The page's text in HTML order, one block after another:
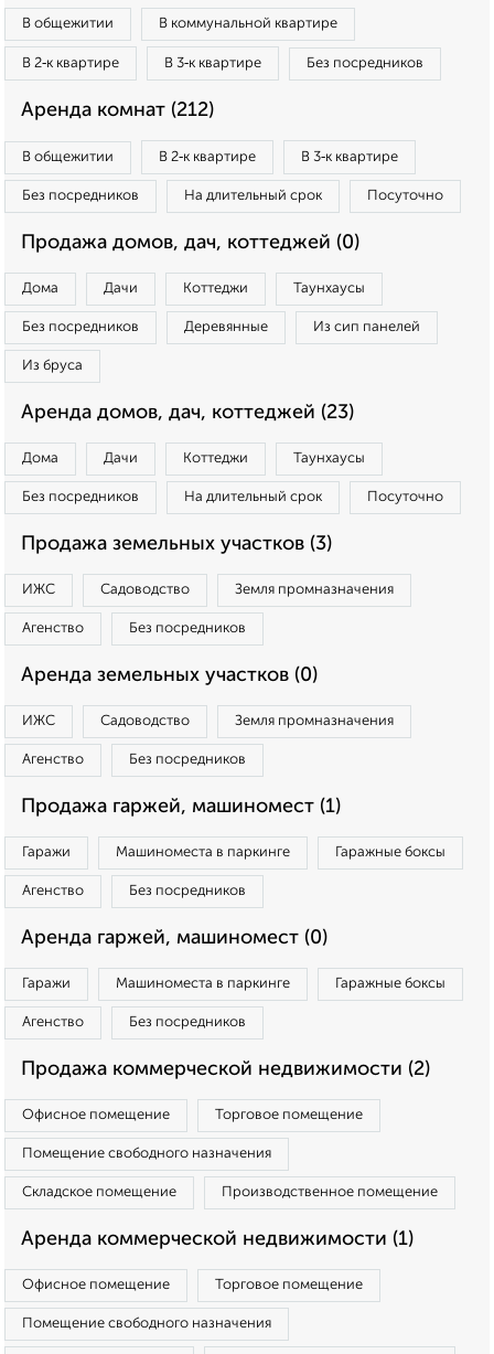
В общежитии В коммунальной квартире
В 2‑к квартире В 3‑к квартире Без посредников
Аренда комнат (212)
В общежитии В 2‑к квартире В 3‑к квартире
Без посредников На длительный срок Посуточно
Продажа домов, дач, коттеджей (0)
Дома Дачи Коттеджи Таунхаусы
Без посредников Деревянные Из сип панелей
Из бруса
Аренда домов, дач, коттеджей (23)
Дома Дачи Коттеджи Таунхаусы
Без посредников На длительный срок Посуточно
Продажа земельных участков (3)
ИЖС Садоводство Земля промназначения
Агенство Без посредников
Аренда земельных участков (0)
ИЖС Садоводство Земля промназначения
Агенство Без посредников
Продажа гаржей, машиномест (1)
Гаражи Машиноместа в паркинге Гаражные боксы
Агенство Без посредников
Аренда гаржей, машиномест (0)
Гаражи Машиноместа в паркинге Гаражные боксы
Агенство Без посредников
Продажа коммерческой недвижимости (2)
Офисное помещение Торговое помещение
Помещение свободного назначения
Складское помещение Производственное помещение
Аренда коммерческой недвижимости (1)
Офисное помещение Торговое помещение
Помещение свободного назначения